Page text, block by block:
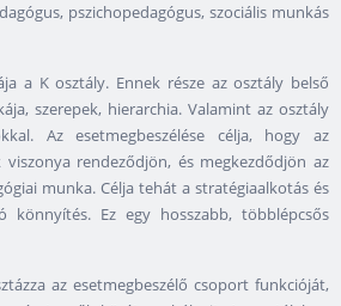
pszichopedagógus, szociális munkás
a K osztály. Ennek része az osztály belső
szerepek, hierarchia. Valamint az osztály
Az esetmegbeszélése célja, hogy az
rendeződjön, és megkezdődjön az
munka. Célja tehát a stratégiaalkotás és
könnyítés. Ez egy hosszabb, többlépcsős
az esetmegbeszélő csoport funkcióját,